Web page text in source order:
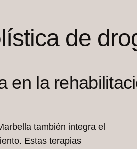
de
en la
también integra el
Estas terapias